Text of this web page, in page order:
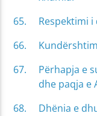
Respektimi
Përhapja e
dhe paqja e
Dhënia e